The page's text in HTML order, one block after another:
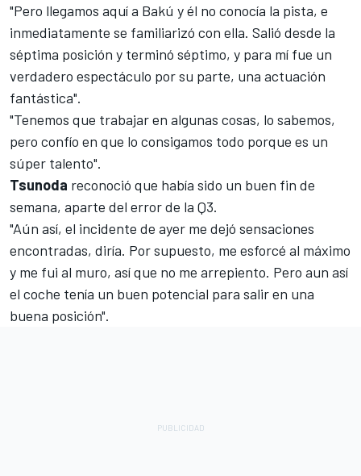
"Pero llegamos aquí a Bakú y él no conocía la pista, e
inmediatamente se familiarizó con ella. Salió desde la
séptima posición y terminó séptimo, y para mí fue un
verdadero espectáculo por su parte, una actuación
fantástica".
"Tenemos que trabajar en algunas cosas, lo sabemos,
pero confío en que lo consigamos todo porque es un
súper talento".
Tsunoda reconoció que había sido un buen fin de
semana, aparte del error de la Q3.
"Aún así, el incidente de ayer me dejó sensaciones
encontradas, diría. Por supuesto, me esforcé al máximo
y me fui al muro, así que no me arrepiento. Pero aun así
el coche tenía un buen potencial para salir en una
buena posición".